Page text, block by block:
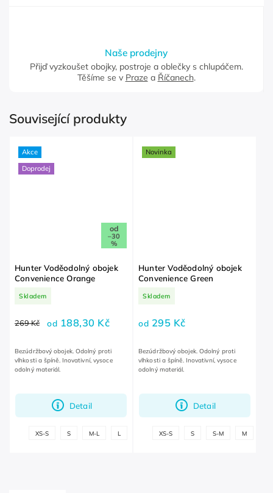
Naše prodejny
Přijď vyzkoušet obojky, postroje a oblečky s chlupáčem.
Těšíme se v Praze a Říčanech.
Související produkty
Akce
Doprodej
od
–30
%
Hunter Voděodolný obojek
Convenience Orange
Skladem
269 Kč od 188,30 Kč
Detail
Bezúdržbový obojek. Odolný proti
vlhkosti a špíně. Inovativní, vysoce
odolný materiál.
XS-S S M-L L
další
Novinka
Hunter Voděodolný obojek
Convenience Green
Skladem
od 295 Kč
Detail
Bezúdržbový obojek. Odolný proti
vlhkosti a špíně. Inovativní, vysoce
odolný materiál.
XS-S S S-M M